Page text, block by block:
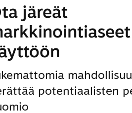
järeät
potentiaalisten